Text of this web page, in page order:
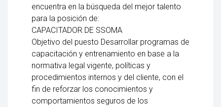
encuentra en la búsqueda del mejor talento
para la posición de:
CAPACITADOR DE SSOMA
Objetivo del puesto Desarrollar programas de
capacitación y entrenamiento en base a la
normativa legal vigente, políticas y
procedimientos internos y del cliente, con el
fin de reforzar los conocimientos y
comportamientos seguros de los